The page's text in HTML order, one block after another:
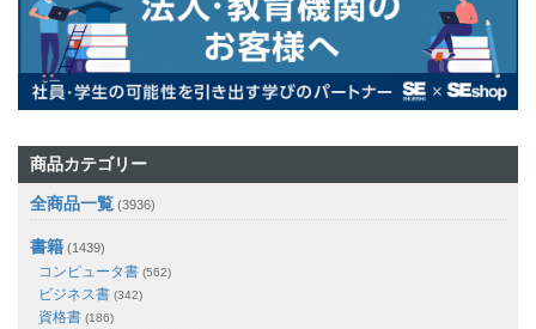
商品カテゴリー
全商品一覧 (3936)
書籍 (1439)
コンピュータ書 (562)
ビジネス書 (342)
資格書 (186)